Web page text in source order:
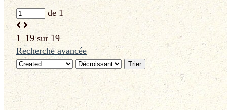
de 1
1–19 sur 19
Recherche avancée
Trier